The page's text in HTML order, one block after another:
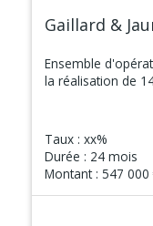
Gaillard &
Ensemble
la réalisation de
Taux : xx%
Durée : 24 mois
Montant : 547 000